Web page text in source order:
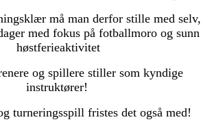
må man derfor stille med selv,
med fokus på fotballmoro og sunn
høstferieaktivitet
og spillere stiller som kyndige
instruktører!
turneringsspill fristes det også med!